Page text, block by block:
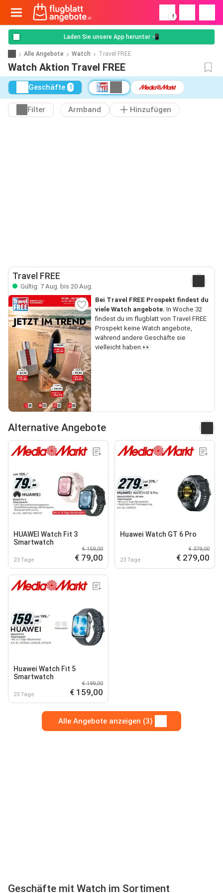
!
Laden Sie unsere App herunter 📲
Alle Angebote Watch Travel FREE
Watch Aktion Travel FREE
Geschäfte 1
Filter Armband Hinzufügen
Travel FREE
Gültig: 7 Aug. bis 20 Aug.
Bei Travel FREE Prospekt findest du
viele Watch angebote. In Woche 32
findest du im flugblatt von Travel FREE
Prospekt keine Watch angebote,
während andere Geschäfte sie
vielleicht haben.👀
Alternative Angebote
HUAWEI Watch Fit 3
Smartwatch
23 Tage
€ 159,00
€ 79,00
Huawei Watch GT 6 Pro
23 Tage
€ 379,00
€ 279,00
Huawei Watch Fit 5
Smartwatch
23 Tage
€ 199,00
€ 159,00
Alle Angebote anzeigen (3)
Geschäfte mit Watch im Sortiment